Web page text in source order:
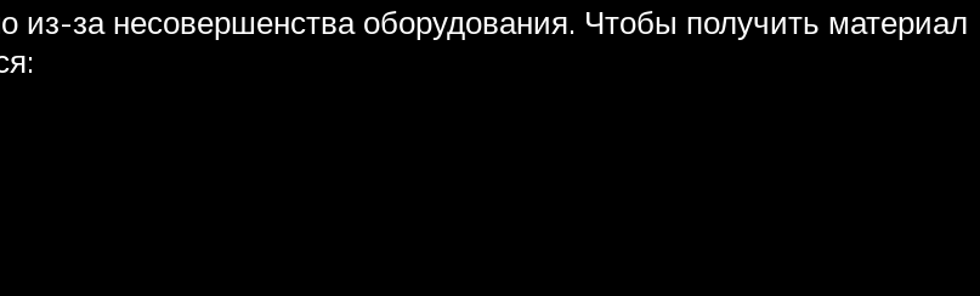
из-за несовершенства оборудования. Чтобы получить материал